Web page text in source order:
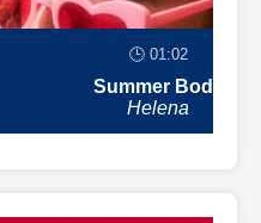
🕒 01:02
Summer Body
Helena